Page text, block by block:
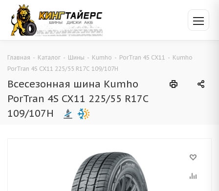
Главная - Каталог - Шины - Kumho - PorTran 4S CX11 - Kumho
PorTran 4S CX11 225/55 R17C 109/107H
Всесезонная шина Kumho
PorTran 4S CX11 225/55 R17C
109/107H